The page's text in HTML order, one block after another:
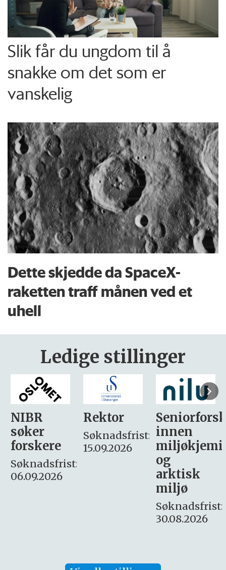
Slik får du ungdom til å
snakke om det som er
vanskelig
Dette skjedde da SpaceX-
raketten traff månen ved et
uhell
Ledige stillinger
Rektor
Søknadsfrist:
15.09.2026
Seniorforsker
innen
miljøkjemi
søker
– fast
Søknadsfrist:
16. august.